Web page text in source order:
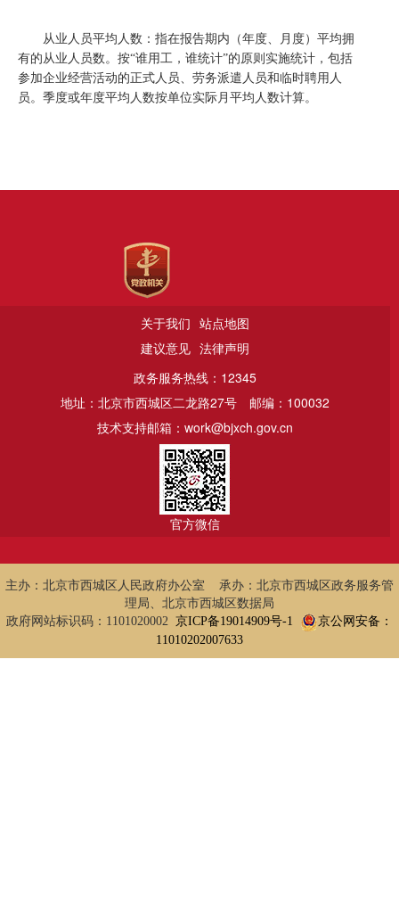
从业人员平均人数：指在报告期内（年度、月度）平均拥
有的从业人员数。按“谁用工，谁统计”的原则实施统计，包括
参加企业经营活动的正式人员、劳务派遣人员和临时聘用人
员。季度或年度平均人数按单位实际月平均人数计算。
关于我们 站点地图
建议意见 法律声明
政务服务热线：12345
地址：北京市西城区二龙路27号
邮编：100032
技术支持邮箱：work@bjxch.gov.cn
官方微信
主办：北京市西城区人民政府办公室 承办：北京市西城区政务服务管
理局、北京市西城区数据局
政府网站标识码：1101020002 京ICP备19014909号-1
京公网安备：
11010202007633